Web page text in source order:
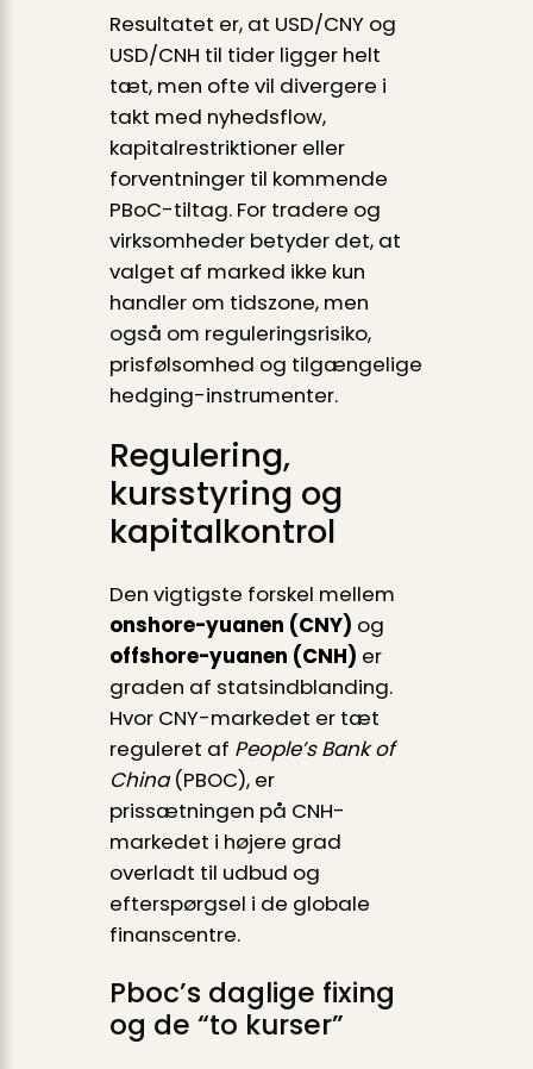
Resultatet er, at USD/CNY og
USD/CNH til tider ligger helt
tæt, men ofte vil divergere i
takt med nyhedsflow,
kapitalrestriktioner eller
forventninger til kommende
PBoC-tiltag. For tradere og
virksomheder betyder det, at
valget af marked ikke kun
handler om tidszone, men
også om reguleringsrisiko,
prisfølsomhed og tilgængelige
hedging-instrumenter.
Regulering,
kursstyring og
kapitalkontrol
Den vigtigste forskel mellem
onshore-yuanen (CNY) og
offshore-yuanen (CNH) er
graden af statsindblanding.
Hvor CNY-markedet er tæt
reguleret af People’s Bank of
China(PBOC), er
prissætningen på CNH-
markedet i højere grad
overladt til udbud og
efterspørgsel i de globale
finanscentre.
Pboc’s daglige fixing
og de “to kurser”